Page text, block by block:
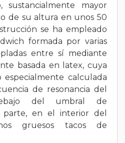
mayor
de su altura en unos 50
se ha empleado
formada por varias
entre sí mediante
basada en latex, cuya
calculada
de resonancia del
del umbral de
parte, en el interior del
gruesos tacos de